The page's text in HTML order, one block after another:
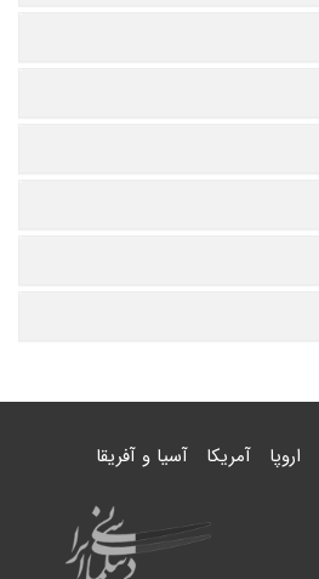
اروپا آمریکا آسیا و آفریقا